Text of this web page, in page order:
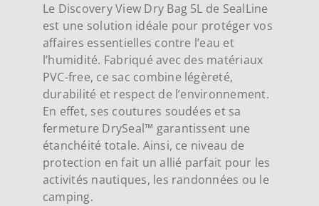
Le Discovery View Dry Bag 5L de SealLine
est une solution idéale pour protéger vos
affaires essentielles contre l’eau et
l’humidité. Fabriqué avec des matériaux
PVC-free, ce sac combine légèreté,
durabilité et respect de l’environnement.
En effet, ses coutures soudées et sa
fermeture DrySeal™ garantissent une
étanchéité totale. Ainsi, ce niveau de
protection en fait un allié parfait pour les
activités nautiques, les randonnées ou le
camping.